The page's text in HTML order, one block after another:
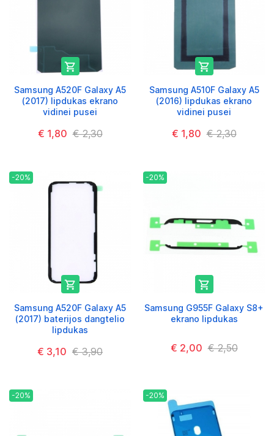

Samsung A520F Galaxy A5
(2017) lipdukas ekrano
vidinei pusei
€ 1,80 € 2,30

Samsung A510F Galaxy A5
(2016) lipdukas ekrano
vidinei pusei
€ 1,80 € 2,30
-20%

Samsung A520F Galaxy A5
(2017) baterijos dangtelio
lipdukas
€ 3,10 € 3,90
-20%

Samsung G955F Galaxy S8+
ekrano lipdukas
€ 2,00 € 2,50
-20% -20%